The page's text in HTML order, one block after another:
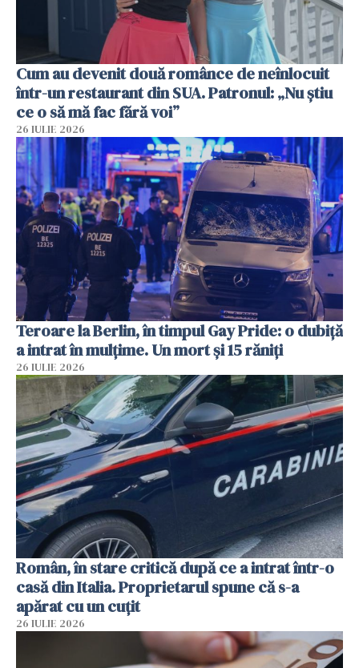
Cum au devenit două românce de neînlocuit
într-un restaurant din SUA. Patronul: „Nu știu
ce o să mă fac fără voi”
26 IULIE 2026
Teroare la Berlin, în timpul Gay Pride: o dubiță
a intrat în mulțime. Un mort și 15 răniți
26 IULIE 2026
Român, în stare critică după ce a intrat într-o
casă din Italia. Proprietarul spune că s-a
apărat cu un cuțit
26 IULIE 2026